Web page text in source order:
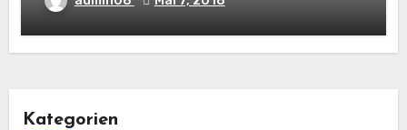
Kategorien